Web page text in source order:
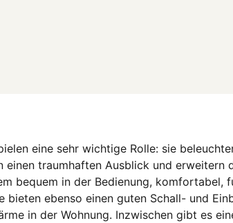
eine sehr wichtige Rolle: sie
einen traumhaften Ausblick und erweitern
bequem in der Bedienung, komfortabel,
bieten ebenso einen guten Schall- und
in der Wohnung. Inzwischen gibt es